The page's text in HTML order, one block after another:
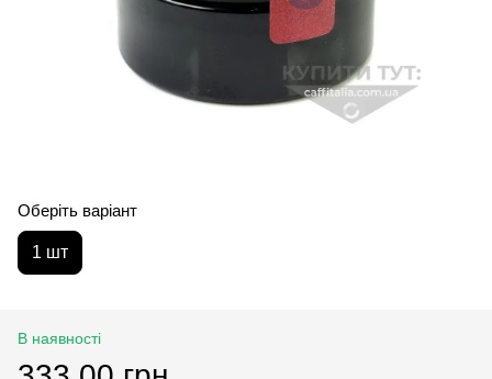
Оберіть варіант
1 шт
В наявності